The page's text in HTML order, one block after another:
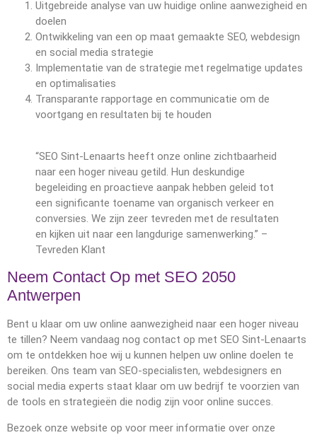
Uitgebreide analyse van uw huidige online aanwezigheid en
doelen
Ontwikkeling van een op maat gemaakte SEO, webdesign
en social media strategie
Implementatie van de strategie met regelmatige updates
en optimalisaties
Transparante rapportage en communicatie om de
voortgang en resultaten bij te houden
“SEO Sint-Lenaarts heeft onze online zichtbaarheid
naar een hoger niveau getild. Hun deskundige
begeleiding en proactieve aanpak hebben geleid tot
een significante toename van organisch verkeer en
conversies. We zijn zeer tevreden met de resultaten
en kijken uit naar een langdurige samenwerking.” –
Tevreden Klant
Neem Contact Op met SEO 2050
Antwerpen
Bent u klaar om uw online aanwezigheid naar een hoger niveau
te tillen? Neem vandaag nog contact op met SEO Sint-Lenaarts
om te ontdekken hoe wij u kunnen helpen uw online doelen te
bereiken. Ons team van SEO-specialisten, webdesigners en
social media experts staat klaar om uw bedrijf te voorzien van
de tools en strategieën die nodig zijn voor online succes.
Bezoek onze website op voor meer informatie over onze